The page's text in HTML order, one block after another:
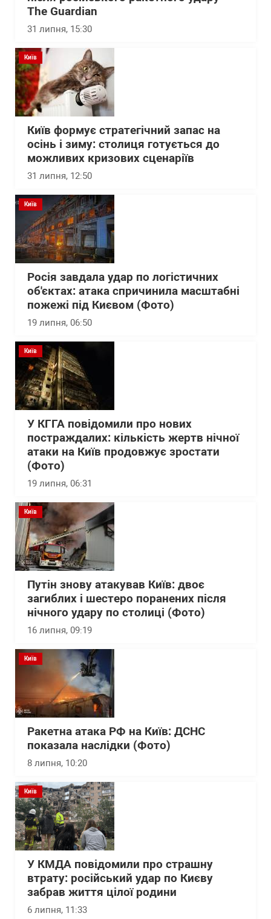
The Guardian
31 липня, 15:30
Київ
Київ формує стратегічний запас на
осінь і зиму: столиця готується до
можливих кризових сценаріїв
31 липня, 12:50
Київ
Росія завдала удар по логістичних
об'єктах: атака спричинила масштабні
пожежі під Києвом (Фото)
19 липня, 06:50
Київ
У КГГА повідомили про нових
постраждалих: кількість жертв нічної
атаки на Київ продовжує зростати
(Фото)
19 липня, 06:31
Київ
Путін знову атакував Київ: двоє
загиблих і шестеро поранених після
нічного удару по столиці (Фото)
16 липня, 09:19
Київ
Ракетна атака РФ на Київ: ДСНС
показала наслідки (Фото)
8 липня, 10:20
Київ
У КМДА повідомили про страшну
втрату: російський удар по Києву
забрав життя цілої родини
6 липня, 11:33